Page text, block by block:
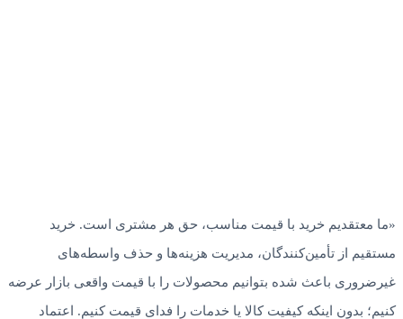
«ما معتقدیم خرید با قیمت مناسب، حق هر مشتری است. خرید
مستقیم از تأمین‌کنندگان، مدیریت هزینه‌ها و حذف واسطه‌های
غیرضروری باعث شده بتوانیم محصولات را با قیمت واقعی بازار عرضه
کنیم؛ بدون اینکه کیفیت کالا یا خدمات را فدای قیمت کنیم. اعتماد